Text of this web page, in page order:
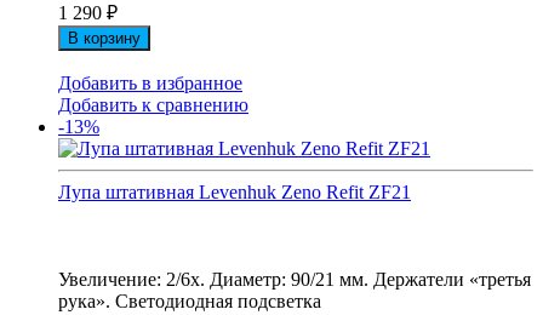
1 290 ₽
В корзину
Добавить в избранное
Добавить к сравнению
-13%
Лупа штативная Levenhuk Zeno Refit ZF21
Увеличение: 2/6х. Диаметр: 90/21 мм. Держатели «третья
рука». Светодиодная подсветка